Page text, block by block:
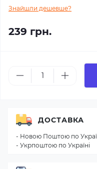
Знайшли дешевше?
239 грн.
ДОСТАВКА
- Новою Поштою по
- Укрпоштою по Україні